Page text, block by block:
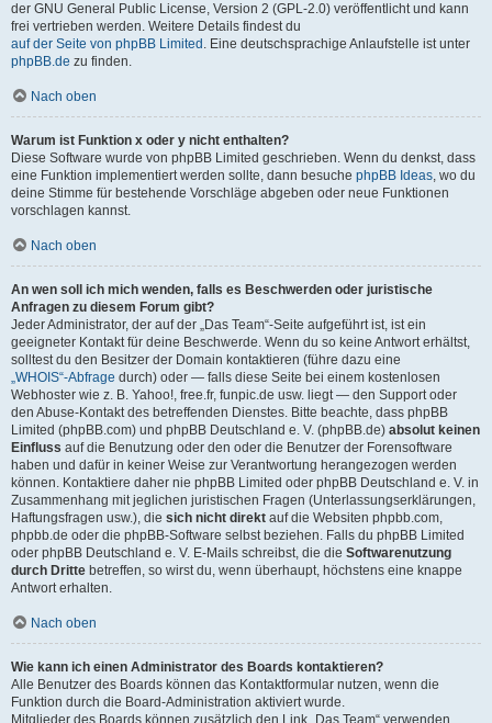
der GNU General Public License, Version 2 (GPL-2.0) veröffentlicht und kann
frei vertrieben werden. Weitere Details findest du
auf der Seite von phpBB Limited . Eine deutschsprachige Anlaufstelle ist unter
phpBB.de zu finden.
Nach oben
Warum ist Funktion x oder y nicht enthalten?
Diese Software wurde von phpBB Limited geschrieben. Wenn du denkst, dass
eine Funktion implementiert werden sollte, dann besuche phpBB Ideas, wo du
deine Stimme für bestehende Vorschläge abgeben oder neue Funktionen
vorschlagen kannst.
Nach oben
An wen soll ich mich wenden, falls es Beschwerden oder juristische
Anfragen zu diesem Forum gibt?
Jeder Administrator, der auf der „Das Team“-Seite aufgeführt ist, ist ein
geeigneter Kontakt für deine Beschwerde. Wenn du so keine Antwort erhältst,
solltest du den Besitzer der Domain kontaktieren (führe dazu eine
„WHOIS“-Abfrage durch) oder — falls diese Seite bei einem kostenlosen
Webhoster wie z. B. Yahoo!, free.fr, funpic.de usw. liegt — den Support oder
den Abuse-Kontakt des betreffenden Dienstes. Bitte beachte, dass phpBB
Limited (phpBB.com) und phpBB Deutschland e. V. (phpBB.de) absolut keinen
Einfluss auf die Benutzung oder den oder die Benutzer der Forensoftware
haben und dafür in keiner Weise zur Verantwortung herangezogen werden
können. Kontaktiere daher nie phpBB Limited oder phpBB Deutschland e. V. in
Zusammenhang mit jeglichen juristischen Fragen (Unterlassungserklärungen,
Haftungsfragen usw.), die sich nicht direkt auf die Websiten phpbb.com,
phpbb.de oder die phpBB-Software selbst beziehen. Falls du phpBB Limited
oder phpBB Deutschland e. V. E-Mails schreibst, die die Softwarenutzung
durch Dritte betreffen, so wirst du, wenn überhaupt, höchstens eine knappe
Antwort erhalten.
Nach oben
Wie kann ich einen Administrator des Boards kontaktieren?
Alle Benutzer des Boards können das Kontaktformular nutzen, wenn die
Funktion durch die Board-Administration aktiviert wurde.
Mitglieder des Boards können zusätzlich den Link „Das Team“ verwenden.